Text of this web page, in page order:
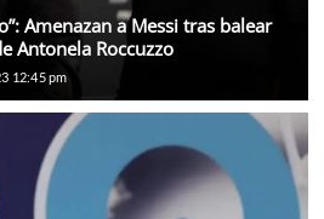
Amenazan a Messi tras balear
Antonela Roccuzzo
12:45 pm